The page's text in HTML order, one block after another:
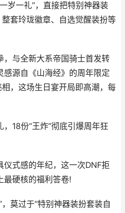
岁一礼”，直接把特别神器装
套玲珑徽章、自选觉醒装扮等
与全新大系帝国骑士首发转
源自《山海经》的周年限定
，这场生日宴开局即高潮，每
18份“王炸”彻底引爆周年狂
式感的年纪，这一次DNF拒
最硬核的福利答卷!
莫过于“特别神器装扮套装自